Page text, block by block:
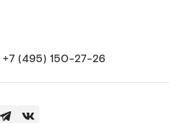
+7 (495) 150‑27‑26